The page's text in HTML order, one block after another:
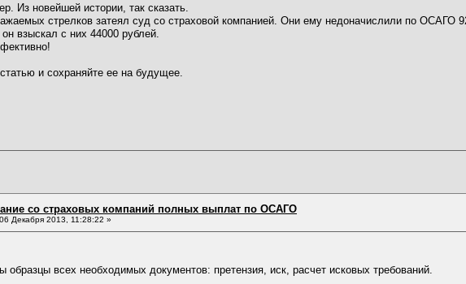
Из новейшей истории, так сказать.
стрелков затеял суд со страховой компанией. Они ему недоначислили по ОСАГО
взыскал с них 44000 рублей.
и сохраняйте ее на будущее.
со страховых компаний полных выплат по ОСАГО
06 Декабря 2013, 11:28:22 »
всех необходимых документов: претензия, иск, расчет исковых требований.